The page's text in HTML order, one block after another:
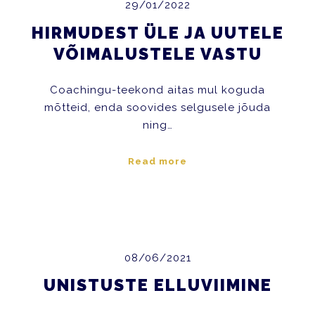
29/01/2022
HIRMUDEST ÜLE JA UUTELE
VÕIMALUSTELE VASTU
Coachingu-teekond aitas mul koguda
mõtteid, enda soovides selgusele jõuda
ning…
Read more
08/06/2021
UNISTUSTE ELLUVIIMINE